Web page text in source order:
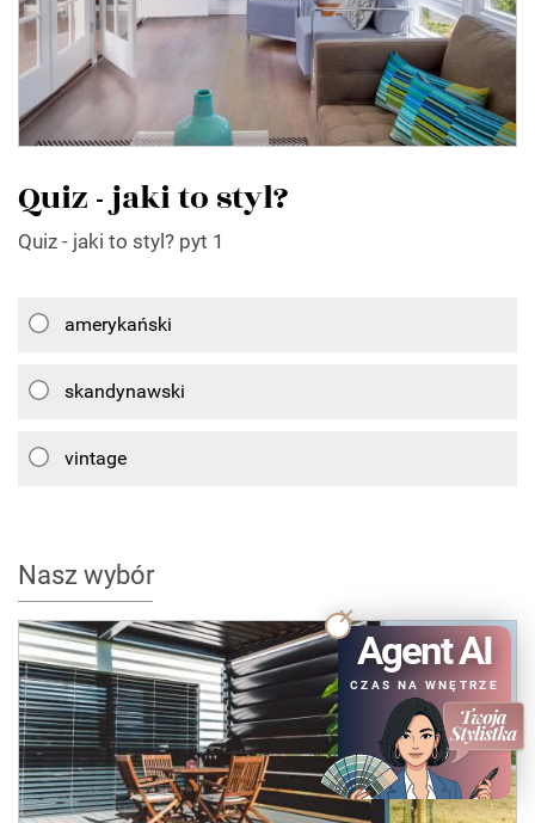
Quiz - jaki to styl?
Quiz - jaki to styl? pyt 1
amerykański
skandynawski
vintage
Nasz wybór
Agent AI
CZAS NA WNĘTRZE